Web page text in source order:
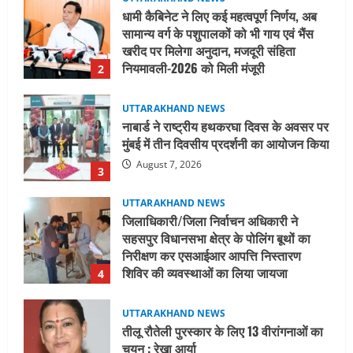
3
UTTARAKHAND NEWS
नाबार्ड ने राष्ट्रीय हथकरघा दिवस के अवसर पर
मुंबई में तीन दिवसीय प्रदर्शनी का आयोजन किया
August 7, 2026
4
जिलाधिकारी/जिला निर्वाचन अधिकारी ने
सहसपुर विधानसभा क्षेत्र के पोलिंग बूथों का
निरीक्षण कर एसआईआर आपत्ति निस्तारण
शिविर की व्यवस्थाओं का लिया जायजा
5
UTTARAKHAND NEWS
तीलू रौतेली पुरस्कार के लिए 13 वीरांगनाओं का
चयन : रेखा आर्या
August 6, 2026
UTTARAKHAND NEWS
15 अगस्त तक ई-केवाईसी नहीं कराई तो गैस
आपूर्ति पर पड़ सकता है असर